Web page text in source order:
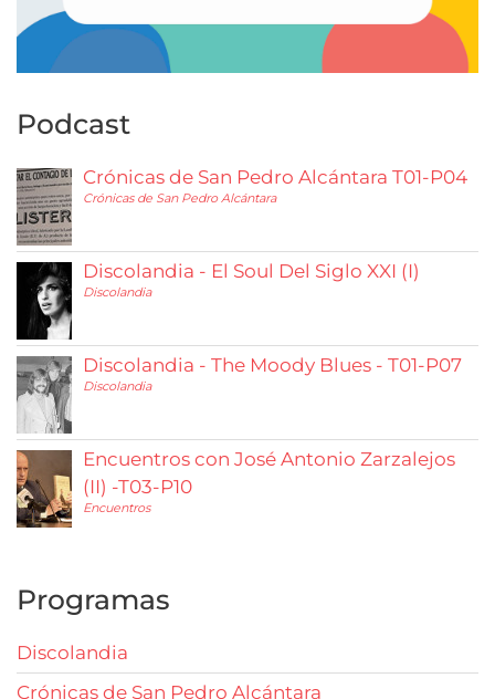
Podcast
Crónicas de San Pedro Alcántara T01-P04
Crónicas de San Pedro Alcántara
Discolandia - El Soul Del Siglo XXI (I)
Discolandia
Discolandia - The Moody Blues - T01-P07
Discolandia
Encuentros con José Antonio Zarzalejos
(II) -T03-P10
Encuentros
Programas
Discolandia
Crónicas de San Pedro Alcántara